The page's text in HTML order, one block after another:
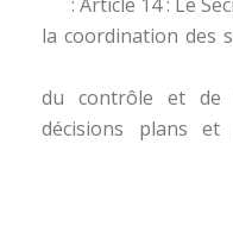
– la coordination
– du contrôle et
décisions plans et